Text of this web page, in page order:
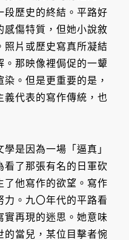
段歷史的終結。平路好
感傷特質，但她小說敘
照片或歷史寫真所凝結
。那映像裡侷促的一顰
。但是更重要的是，
義代表的寫作傳統，也
是因為一場「逼真」
看了那張有名的日軍砍
了他寫作的欲望。寫作
力。九〇年代的平路看
實再現的迷思。她意味
的當兒，某位目擊者惋